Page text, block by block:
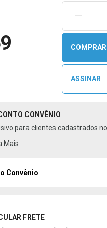
COMPRAR
ASSINAR
CONVÊNIO
para clientes cadastrados
Mais
Convênio
para Calcular o
FRETE